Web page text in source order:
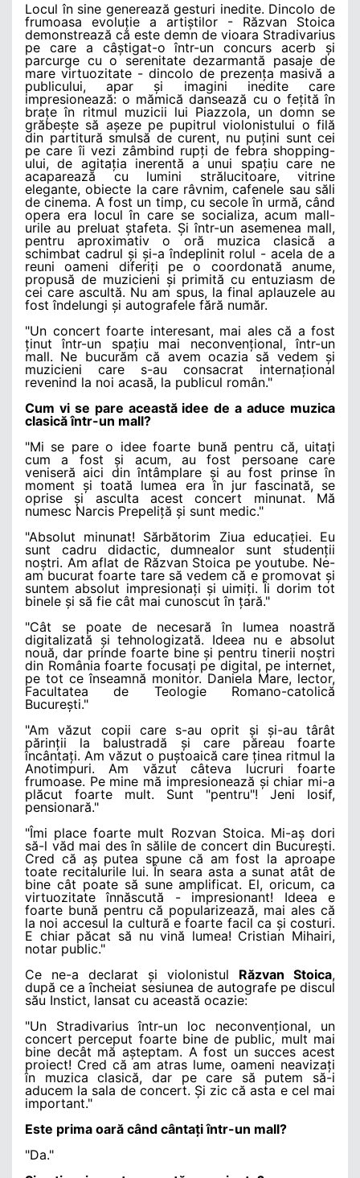
Locul în sine generează gesturi inedite. Dincolo de
frumoasa evoluție a artiștilor - Răzvan Stoica
demonstrează că este demn de vioara Stradivarius
pe care a câștigat-o într-un concurs acerb și
parcurge cu o serenitate dezarmantă pasaje de
mare virtuozitate - dincolo de prezența masivă a
publicului, apar și imagini inedite care
impresionează: o mămică dansează cu o fețită în
brațe în ritmul muzicii lui Piazzola, un domn se
grăbește să așeze pe pupitrul violonistului o filă
din partitură smulsă de curent, nu puțini sunt cei
pe care îi vezi zâmbind rupți de febra shopping-
ului, de agitația inerentă a unui spațiu care ne
acaparează cu lumini strălucitoare, vitrine
elegante, obiecte la care râvnim, cafenele sau săli
de cinema. A fost un timp, cu secole în urmă, când
opera era locul în care se socializa, acum mall-
urile au preluat ștafeta. Și într-un asemenea mall,
pentru aproximativ o oră muzica clasică a
schimbat cadrul și și-a îndeplinit rolul - acela de a
reuni oameni diferiți pe o coordonată anume,
propusă de muzicieni și primită cu entuziasm de
cei care ascultă. Nu am spus, la final aplauzele au
fost îndelungi și autografele fără număr.
"Un concert foarte interesant, mai ales că a fost
ținut într-un spațiu mai neconvențional, într-un
mall. Ne bucurăm că avem ocazia să vedem și
muzicieni care s-au consacrat internațional
revenind la noi acasă, la publicul român."
Cum vi se pare această idee de a aduce muzica
clasică într-un mall?
"Mi se pare o idee foarte bună pentru că, uitați
cum a fost și acum, au fost persoane care
veniseră aici din întâmplare și au fost prinse în
moment și toată lumea era în jur fascinată, se
oprise și asculta acest concert minunat. Mă
numesc Narcis Prepeliță și sunt medic."
"Absolut minunat! Sărbătorim Ziua educației. Eu
sunt cadru didactic, dumnealor sunt studenții
noștri. Am aflat de Răzvan Stoica pe youtube. Ne-
am bucurat foarte tare să vedem că e promovat și
suntem absolut impresionați și uimiți. Îi dorim tot
binele și să fie cât mai cunoscut în țară."
"Cât se poate de necesară în lumea noastră
digitalizată și tehnologizată. Ideea nu e absolut
nouă, dar prinde foarte bine și pentru tinerii noștri
din România foarte focusați pe digital, pe internet,
pe tot ce înseamnă monitor. Daniela Mare, lector,
Facultatea de Teologie Romano-catolică
București."
"Am văzut copii care s-au oprit și și-au târât
părinții la balustradă și care păreau foarte
încântați. Am văzut o puștoaică care ținea ritmul la
Anotimpuri. Am văzut câteva lucruri foarte
frumoase. Pe mine mă impresionează și chiar mi-a
plăcut foarte mult. Sunt "pentru"! Jeni Iosif,
pensionară."
"Îmi place foarte mult Rozvan Stoica. Mi-aș dori
să-l văd mai des în sălile de concert din București.
Cred că aș putea spune că am fost la aproape
toate recitalurile lui. În seara asta a sunat atât de
bine cât poate să sune amplificat. El, oricum, ca
virtuozitate înnăscută - impresionant! Ideea e
foarte bună pentru că popularizează, mai ales că
la noi accesul la cultură e foarte facil ca și costuri.
E chiar păcat să nu vină lumea! Cristian Mihairi,
notar public."
Ce ne-a declarat și violonistul Răzvan Stoica,
după ce a încheiat sesiunea de autografe pe discul
său Instict, lansat cu această ocazie:
"Un Stradivarius într-un loc neconvențional, un
concert perceput foarte bine de public, mult mai
bine decât mă așteptam. A fost un succes acest
proiect! Cred că am atras lume, oameni neavizați
în muzica clasică, dar pe care să putem să-i
aducem la sala de concert. Și zic că asta e cel mai
important."
Este prima oară când cântați într-un mall?
"Da."